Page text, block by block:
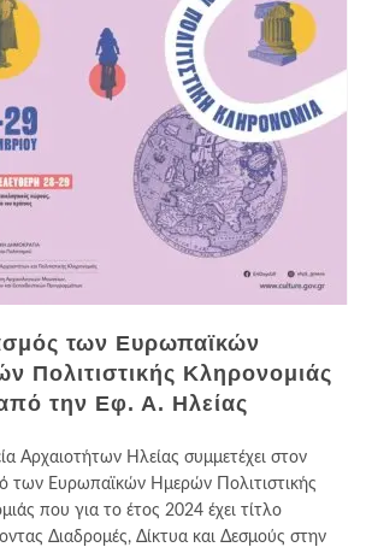
των Ευρωπαϊκών
Πολιτιστικής Κληρονομιάς
την Εφ. Α. Ηλείας
Αρχαιοτήτων Ηλείας συμμετέχει στον
των Ευρωπαϊκών Ημερών Πολιτιστικής
που για το έτος 2024 έχει τίτλο
Διαδρομές, Δίκτυα και Δεσμούς στην